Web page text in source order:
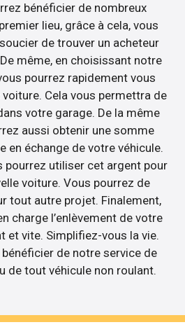
bénéficier de nombreux
lieu, grâce à cela, vous
de trouver un acheteur
même, en choisissant notre
pourrez rapidement vous
Cela vous permettra de
votre garage. De la même
aussi obtenir une somme
en échange de votre véhicule.
pourrez utiliser cet argent pour
voiture. Vous pourrez de
tout autre projet. Finalement,
charge l’enlèvement de votre
et vite. Simplifiez-vous la vie.
de notre service de
de tout véhicule non roulant.